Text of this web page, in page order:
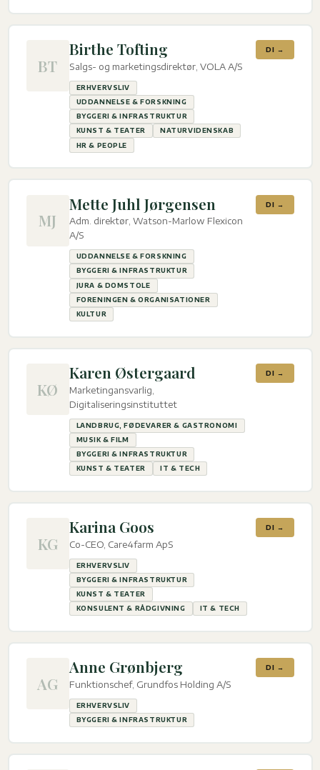
BT
Birthe Tofting
Salgs- og marketingsdirektør, VOLA A/S
ERHVERVSLIV
UDDANNELSE & FORSKNING
BYGGERI & INFRASTRUKTUR
KUNST & TEATER
NATURVIDENSKAB
HR & PEOPLE
DI →
MJ
Mette Juhl Jørgensen
Adm. direktør, Watson-Marlow Flexicon
A/S
UDDANNELSE & FORSKNING
BYGGERI & INFRASTRUKTUR
JURA & DOMSTOLE
FORENINGEN & ORGANISATIONER
KULTUR
DI →
KØ
Karen Østergaard
Marketingansvarlig,
Digitaliseringsinstituttet
LANDBRUG, FØDEVARER & GASTRONOMI
MUSIK & FILM
BYGGERI & INFRASTRUKTUR
KUNST & TEATER
IT & TECH
DI →
KG
Karina Goos
Co-CEO, Care4farm ApS
ERHVERVSLIV
BYGGERI & INFRASTRUKTUR
KUNST & TEATER
KONSULENT & RÅDGIVNING
IT & TECH
DI →
AG
Anne Grønbjerg
Funktionschef, Grundfos Holding A/S
ERHVERVSLIV
BYGGERI & INFRASTRUKTUR
DI →